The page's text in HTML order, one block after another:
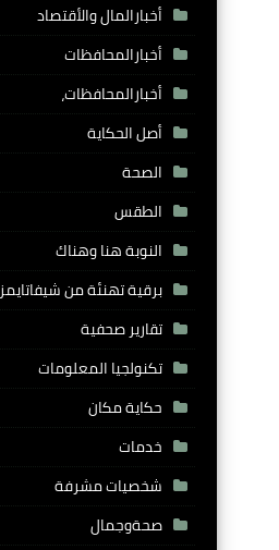
أخبارالمال والأقتصاد
أخبارالمحافظات
أخبارالمحافظات،
أصل الحكاية
الصحة
الطقس
النوبة هنا وهناك
برقية تهنئة من شيفاتايمز
تقارير صحفية
تكنولجيا المعلومات
حكاية مكان
خدمات
شخصيات مشرفة
صحةوجمال